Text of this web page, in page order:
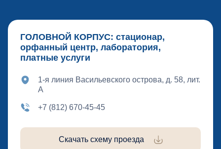
ГОЛОВНОЙ КОРПУС: стационар,
орфанный центр, лаборатория,
платные услуги
1-я линия Васильевского острова, д. 58, лит.
А
+7 (812) 670-45-45
Скачать схему проезда